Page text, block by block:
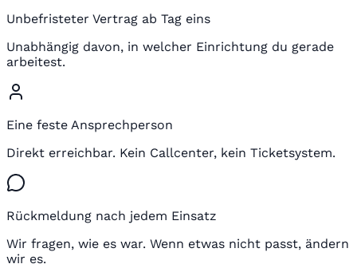
Unbefristeter Vertrag ab Tag eins
Unabhängig davon, in welcher Einrichtung du gerade
arbeitest.
Eine feste Ansprechperson
Direkt erreichbar. Kein Callcenter, kein Ticketsystem.
Rückmeldung nach jedem Einsatz
Wir fragen, wie es war. Wenn etwas nicht passt, ändern
wir es.